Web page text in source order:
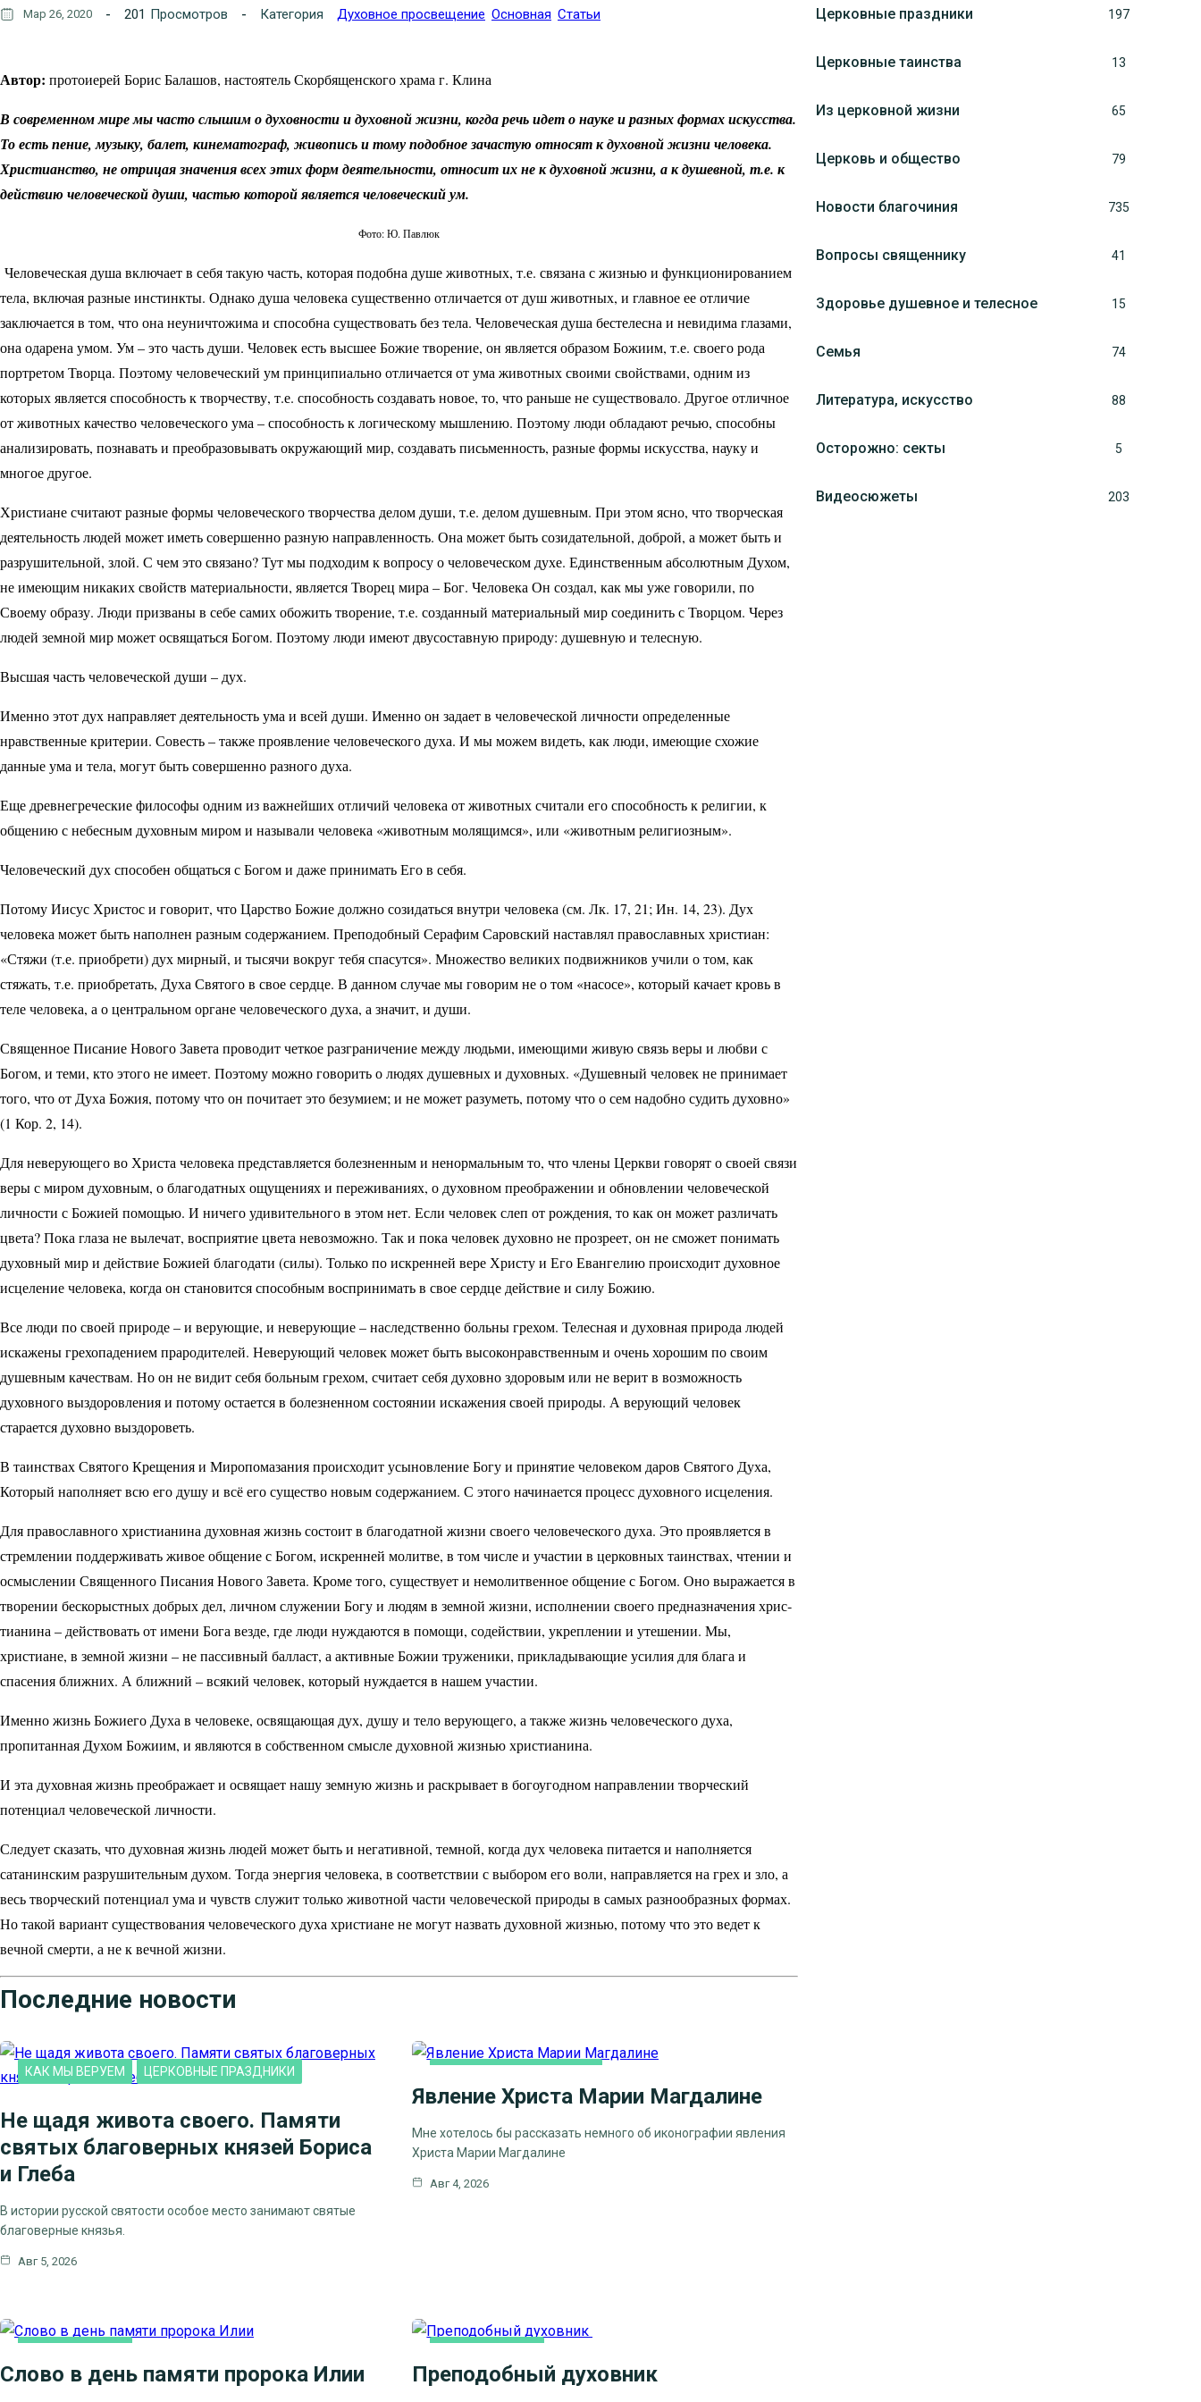
Мар 26, 2020 201 Просмотров Категория Духовное просвещение Основная Статьи
Автор: протоиерей Борис Балашов, настоятель Скорбященского храма г. Клина
В современном мире мы часто слышим о духовности и духовной жизни, когда речь идет о науке и разных формах искусства.
То есть пение, музыку, балет, кинематограф, живопись и тому подобное зачастую относят к духовной жизни человека.
Христианство, не отрицая значения всех этих форм деятельности, относит их не к духовной жизни, а к душевной, т.е. к
действию человеческой души, частью которой является человеческий ум.
Фото: Ю. Павлюк
Человеческая душа включает в себя такую часть, которая подобна душе животных, т.е. связана с жизнью и функционированием
тела, включая разные инстинкты. Однако душа человека существенно отличается от душ животных, и главное ее отличие
заключается в том, что она неуничтожима и способна существовать без тела. Человеческая душа бестелесна и невидима глазами,
она одарена умом. Ум – это часть души. Человек есть высшее Божие творение, он является образом Божиим, т.е. своего рода
портретом Творца. Поэтому человеческий ум принципиально отличается от ума животных своими свойствами, одним из
которых является способность к творчеству, т.е. способность создавать новое, то, что раньше не существовало. Другое отличное
от животных качество человеческого ума – способность к логическому мышлению. Поэтому люди обладают речью, способны
анализировать, познавать и преобразовывать окружающий мир, создавать письменность, разные формы искусства, науку и
многое другое.
Христиане считают разные формы человеческого творчества делом души, т.е. делом душевным. При этом ясно, что творческая
деятельность людей может иметь совершенно разную направленность. Она может быть созидательной, доброй, а может быть и
разрушительной, злой. С чем это связано? Тут мы подходим к вопросу о человеческом духе. Единственным абсолютным Духом,
не имеющим никаких свойств материальности, является Творец мира – Бог. Человека Он создал, как мы уже говорили, по
Своему образу. Люди призваны в себе самих обожить творение, т.е. созданный материальный мир соединить с Творцом. Через
людей земной мир может освящаться Богом. Поэтому люди имеют двусоставную природу: душевную и телесную.
Высшая часть человеческой души – дух.
Именно этот дух направляет деятельность ума и всей души. Именно он задает в человеческой личности определенные
нравственные критерии. Совесть – также проявление человеческого духа. И мы можем видеть, как люди, имеющие схожие
данные ума и тела, могут быть совершенно разного духа.
Еще древнегреческие философы одним из важнейших отличий человека от животных считали его способность к религии, к
общению с небесным духовным миром и называли человека «животным молящимся», или «животным религиозным».
Человеческий дух способен общаться с Богом и даже принимать Его в себя.
Потому Иисус Христос и говорит, что Царство Божие должно созидаться внутри человека (см. Лк. 17, 21; Ин. 14, 23). Дух
человека может быть наполнен разным содержанием. Преподобный Серафим Саровский наставлял православных христиан:
«Стяжи (т.е. приобрети) дух мирный, и тысячи вокруг тебя спасутся». Множество великих подвижников учили о том, как
стяжать, т.е. приобретать, Духа Святого в свое сердце. В данном случае мы говорим не о том «насосе», который качает кровь в
теле человека, а о центральном органе человеческого духа, а значит, и души.
Священное Писание Нового Завета проводит четкое разграничение между людьми, имеющими живую связь веры и любви с
Богом, и те­ми, кто этого не имеет. Поэтому можно говорить о людях душевных и духовных. «Душевный человек не принимает
того, что от Духа Божия, потому что он почитает это безумием; и не может разуметь, потому что о сем надобно судить духовно»
(1 Кор. 2, 14).
Для неверующего во Христа человека представляется болезненным и ненормальным то, что члены Церкви говорят о своей связи
веры с миром духовным, о благодатных ощущениях и переживаниях, о духовном преображении и обновлении человеческой
личности с Божией помощью. И ничего удивительного в этом нет. Если человек слеп от рождения, то как он может различать
цвета? Пока глаза не вылечат, восприятие цвета невозможно. Так и пока человек духовно не прозреет, он не сможет понимать
духовный мир и действие Божией благодати (силы). Только по искренней вере Христу и Его Евангелию происходит духовное
исцеление человека, когда он становится способным воспринимать в свое сердце действие и силу Божию.
Все люди по своей природе – и верующие, и неверующие – наследственно больны грехом. Телесная и духовная природа людей
искажены грехопадением прародителей. Неверующий человек может быть высоконравственным и очень хорошим по своим
душевным качествам. Но он не видит себя больным грехом, считает себя духовно здоровым или не верит в возможность
духовного выздоровления и потому остается в болезненном состоянии искажения своей природы. А верующий человек
старается духовно выздороветь.
В таинствах Святого Крещения и Миропомазания происходит усыновление Богу и принятие человеком даров Святого Духа,
Который наполняет всю его душу и всё его существо новым содержанием. С этого начинается процесс духовного исцеления.
Для православного христианина духовная жизнь состоит в благодатной жизни своего человеческого духа. Это проявляется в
стремлении поддерживать живое общение с Богом, искренней молитве, в том числе и участии в церковных таинствах, чтении и
осмыслении Священного Писания Нового Завета. Кроме того, существует и немолитвенное общение с Богом. Оно выражается в
творении бескорыстных добрых дел, личном служении Богу и людям в земной жизни, исполнении своего предназначения хрис­
тианина – действовать от имени Бога везде, где люди нуждаются в помощи, содействии, укреплении и утешении. Мы,
христиане, в земной жизни – не пассивный балласт, а активные Божии труженики, прикладывающие усилия для блага и
спасения ближних. А ближний – всякий человек, который нуждается в нашем участии.
Именно жизнь Божиего Духа в человеке, освящающая дух, душу и тело верующего, а также жизнь человеческого духа,
пропитанная Духом Божиим, и являются в собственном смысле духовной жизнью христианина.
И эта духовная жизнь преображает и освящает нашу земную жизнь и раскрывает в богоугодном направлении творческий
потенциал человеческой личности.
Следует сказать, что духовная жизнь людей может быть и негативной, темной, когда дух человека питается и наполняется
сатанинским разрушительным духом. Тогда энергия человека, в соответствии с выбором его воли, направляется на грех и зло, а
весь творческий потенциал ума и чувств служит только животной части человеческой природы в самых разнообразных формах.
Но такой вариант существования человеческого духа христиане не могут назвать духовной жизнью, потому что это ведет к
вечной смерти, а не к вечной жизни.
Последние новости
КАК МЫ ВЕРУЕМ ЦЕРКОВНЫЕ ПРАЗДНИКИ
Не щадя живота своего. Памяти
святых благоверных князей Бориса
и Глеба
В истории русской святости особое место занимают святые
благоверные князья.
Авг 5, 2026
Явление Христа Марии Магдалине
Мне хотелось бы рассказать немного об иконографии явления
Христа Марии Магдалине
Авг 4, 2026
ЦЕРКОВНЫЕ ПРАЗДНИКИ
Слово в день памяти пророка Илии
ЦЕРКОВНЫЕ
Преподобный духовник
Церковные праздники 197
Церковные таинства 13
Из церковной жизни 65
Церковь и общество 79
Новости благочиния 735
Вопросы священнику 41
Здоровье душевное и телесное 15
Семья 74
Литература, искуcство 88
Осторожно: секты 5
Видеосюжеты 203